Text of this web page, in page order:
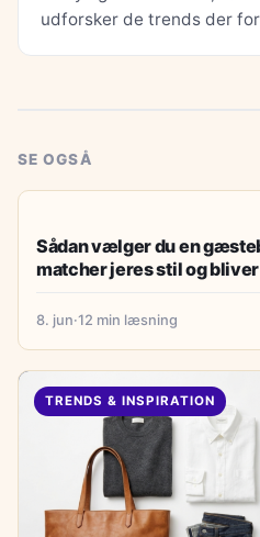
udforsker de trends der
SE OGSÅ
Sådan vælger du en
matcher jeres stil og
8. jun·12 min læsning
TRENDS & INSPIRATION